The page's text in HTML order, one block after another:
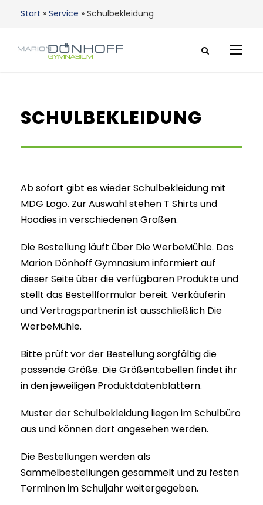
Start » Service » Schulbekleidung
SCHULBEKLEIDUNG
Ab sofort gibt es wieder Schulbekleidung mit
MDG Logo. Zur Auswahl stehen T Shirts und
Hoodies in verschiedenen Größen.
Die Bestellung läuft über Die WerbeMühle. Das
Marion Dönhoff Gymnasium informiert auf
dieser Seite über die verfügbaren Produkte und
stellt das Bestellformular bereit. Verkäuferin
und Vertragspartnerin ist ausschließlich Die
WerbeMühle.
Bitte prüft vor der Bestellung sorgfältig die
passende Größe. Die Größentabellen findet ihr
in den jeweiligen Produktdatenblättern.
Muster der Schulbekleidung liegen im Schulbüro
aus und können dort angesehen werden.
Die Bestellungen werden als
Sammelbestellungen gesammelt und zu festen
Terminen im Schuljahr weitergegeben.